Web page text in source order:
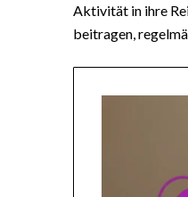
Aktivität in ihre
beitragen,